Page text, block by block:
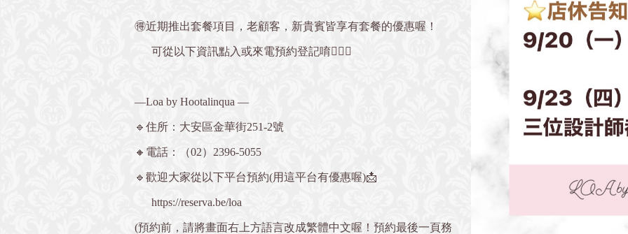
🉐近期推出套餐項目，老顧客，新貴賓皆享有套餐的優惠喔！
可從以下資訊點入或來電預約登記唷💁🏻‍♀️
—Loa by Hootalinqua —
🔹住所：大安區金華街251-2號
🔸電話：（02）2396-5055
🔹歡迎大家從以下平台預約(用這平台有優惠喔)📩
https://reserva.be/loa
(預約前，請將畫面右上方語言改成繁體中文喔！預約最後一頁務